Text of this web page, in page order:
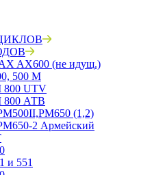
AX600 (не идущ.)
500 М
800 UTV
800 АТВ
РМ500II,РМ650 (1,2)
2 Армейский
и 551